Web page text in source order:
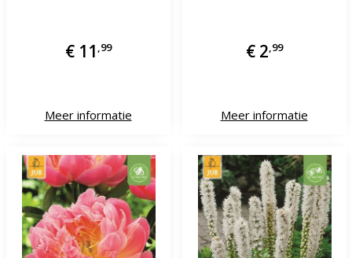
€ 11 99
Meer informatie
€ 2 99
Meer informatie